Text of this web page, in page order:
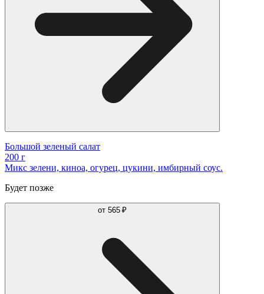
Большой зеленый салат
200 г
Микс зелени, киноа, огурец, цукини, имбирный соус.
Будет позже
от 565 ₽